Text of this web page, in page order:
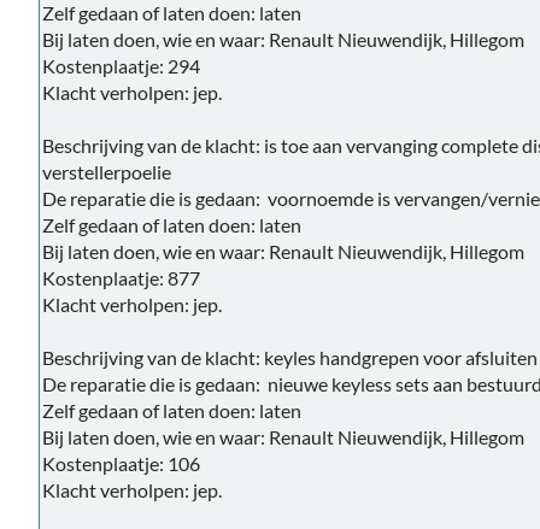
Zelf gedaan of laten doen: laten
Bij laten doen, wie en waar: Renault Nieuwendijk, Hillegom
Kostenplaatje: 294
Klacht verholpen: jep.
Beschrijving van de klacht: is toe aan vervanging complete
verstellerpoelie
De reparatie die is gedaan: voornoemde is vervangen/
Zelf gedaan of laten doen: laten
Bij laten doen, wie en waar: Renault Nieuwendijk, Hillegom
Kostenplaatje: 877
Klacht verholpen: jep.
Beschrijving van de klacht: keyles handgrepen voor
De reparatie die is gedaan: nieuwe keyless sets aan
Zelf gedaan of laten doen: laten
Bij laten doen, wie en waar: Renault Nieuwendijk, Hillegom
Kostenplaatje: 106
Klacht verholpen: jep.